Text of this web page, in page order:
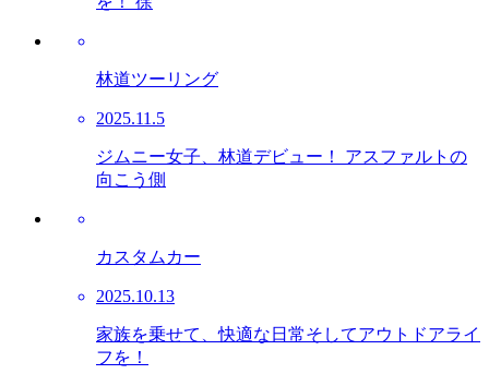
林道ツーリング
2025.11.5
ジムニー女子、林道デビュー！ アスファルトの
向こう側
カスタムカー
2025.10.13
家族を乗せて、快適な日常そしてアウトドアライ
フを！